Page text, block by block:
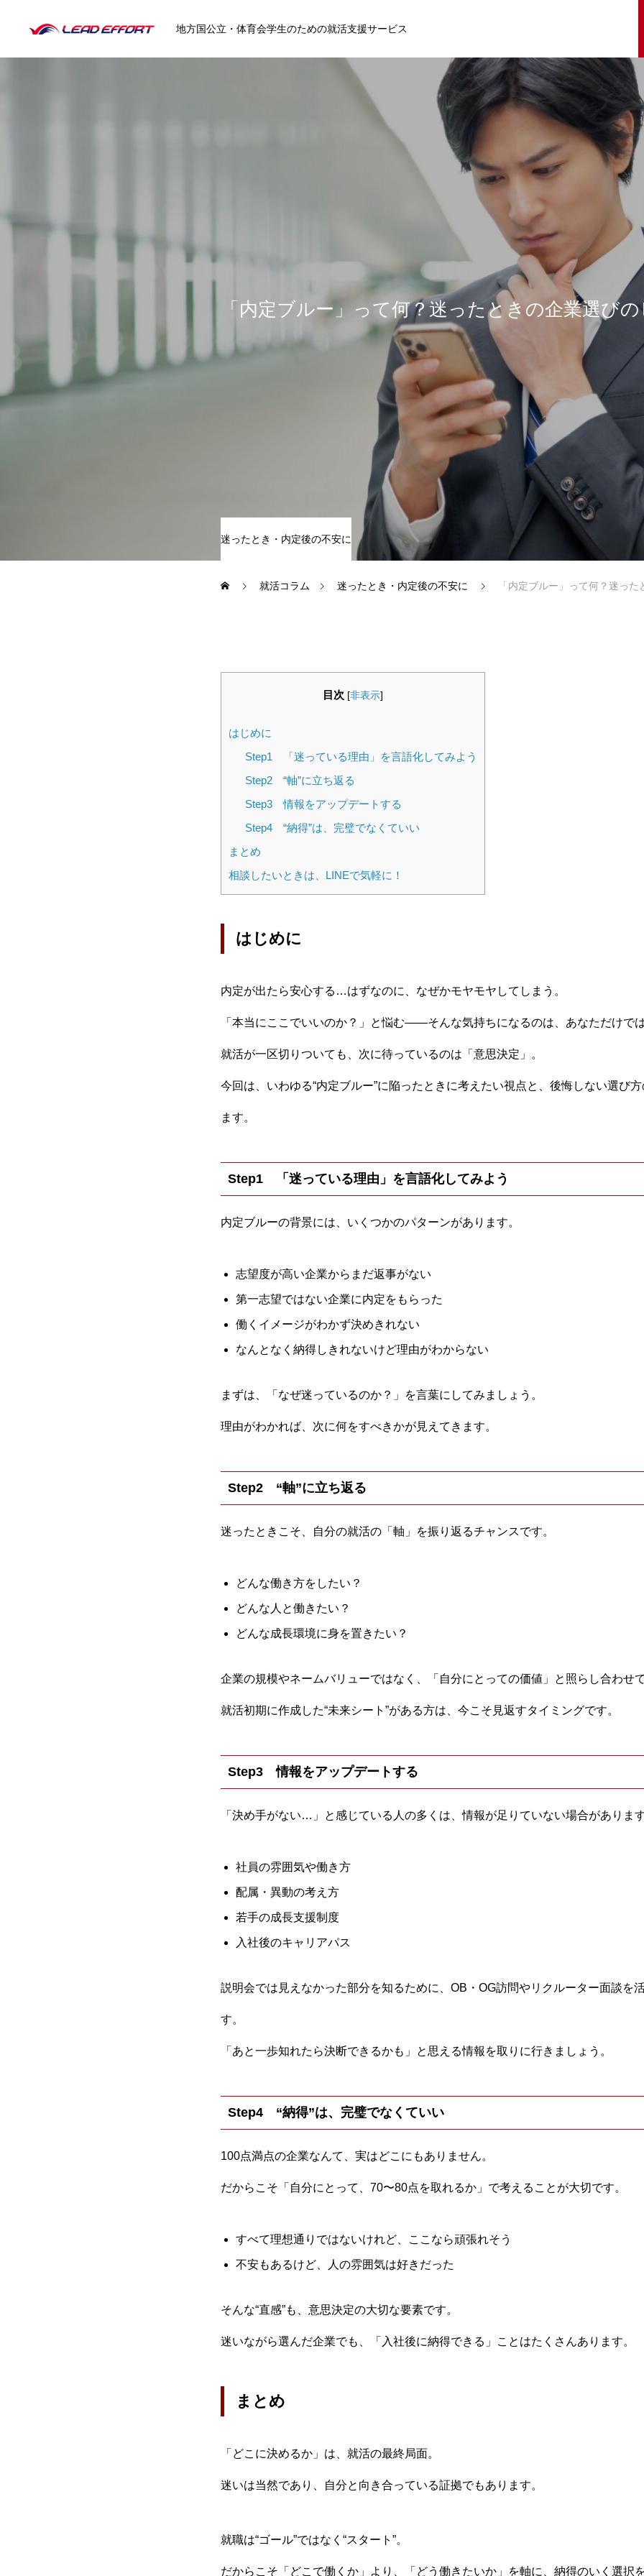
地方国公立・体育会学生のための就活支援サービス
クラブ協賛
参加学生の声
自己理解と選択のヒント 迷ったとき・内定後の不安に
運営会社
「内定ブルー」って何？迷ったときの企業選びの
迷ったとき・内定後の不安に
就活コラム 迷ったとき・内定後の不安に 「内定ブルー」って何？迷ったと
目次 [非表示]
はじめに
Step1 「迷っている理由」を言語化してみよう
Step2 “軸”に立ち返る
Step3 情報をアップデートする
Step4 “納得”は、完璧でなくていい
まとめ
相談したいときは、LINEで気軽に！
はじめに
内定が出たら安心する…はずなのに、なぜかモヤモヤしてしまう。
「本当にここでいいのか？」と悩む——そんな気持ちになるのは、あなただけでは
就活が一区切りついても、次に待っているのは「意思決定」。
今回は、いわゆる“内定ブルー”に陥ったときに考えたい視点と、後悔しない選び
ます。
Step1 「迷っている理由」を言語化してみよう
内定ブルーの背景には、いくつかのパターンがあります。
志望度が高い企業からまだ返事がない
第一志望ではない企業に内定をもらった
働くイメージがわかず決めきれない
なんとなく納得しきれないけど理由がわからない
まずは、「なぜ迷っているのか？」を言葉にしてみましょう。
理由がわかれば、次に何をすべきかが見えてきます。
Step2 “軸”に立ち返る
迷ったときこそ、自分の就活の「軸」を振り返るチャンスです。
どんな働き方をしたい？
どんな人と働きたい？
どんな成長環境に身を置きたい？
企業の規模やネームバリューではなく、「自分にとっての価値」と照らし合わせ
就活初期に作成した“未来シート”がある方は、今こそ見返すタイミングです。
Step3 情報をアップデートする
「決め手がない…」と感じている人の多くは、情報が足りていない場合があります
社員の雰囲気や働き方
配属・異動の考え方
若手の成長支援制度
入社後のキャリアパス
説明会では見えなかった部分を知るために、OB・OG訪問やリクルーター面談を
す。
「あと一歩知れたら決断できるかも」と思える情報を取りに行きましょう。
Step4 “納得”は、完璧でなくていい
100点満点の企業なんて、実はどこにもありません。
だからこそ「自分にとって、70〜80点を取れるか」で考えることが大切です。
すべて理想通りではないけれど、ここなら頑張れそう
不安もあるけど、人の雰囲気は好きだった
そんな“直感”も、意思決定の大切な要素です。
迷いながら選んだ企業でも、「入社後に納得できる」ことはたくさんあります。
まとめ
「どこに決めるか」は、就活の最終局面。
迷いは当然であり、自分と向き合っている証拠でもあります。
就職は“ゴール”ではなく“スタート”。
だからこそ「どこで働くか」より、「どう働きたいか」を軸に、納得のいく選択